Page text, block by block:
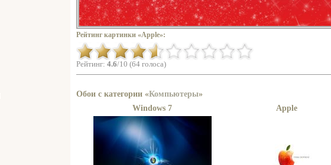
Рейтинг картинки «Apple»:
Рейтинг: 4.6/10 (64 голоса)
Обои с категории «Компьютеры»
Windows 7
Apple